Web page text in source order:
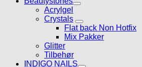
Acrylgel
Crystals
Flat back Non Hotfix
Mix Pakker
Glitter
Tilbehør
INDIGO NAILS